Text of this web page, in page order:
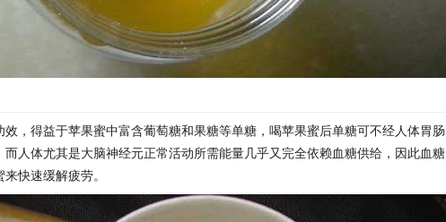
效，得益于苹果蜜中富含葡萄糖和果糖等单糖，喝苹果蜜后单糖可不经人体胃肠
人体尤其是大脑神经元正常活动所需能量几乎又完全依赖血糖供给，因此血糖
快速缓解疲劳。